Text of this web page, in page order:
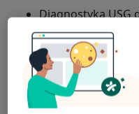
Diagnostyka USG
Terapia Manualna
Kinesiotaping,
Terapia